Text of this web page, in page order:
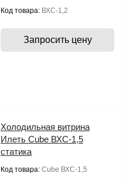
Код товара: ВХС-1,2
Запросить цену
Холодильная витрина
Илеть Cube ВХС-1,5
статика
Код товара: Cube ВХС-1,5